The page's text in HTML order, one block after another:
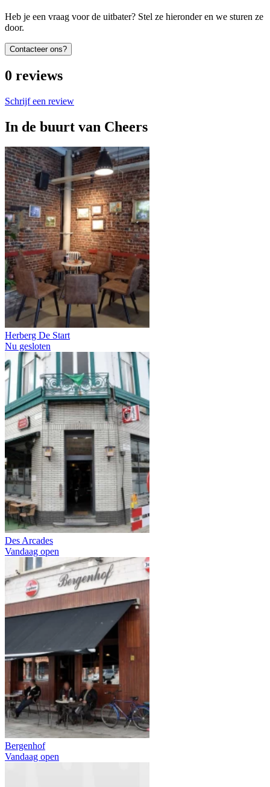
Heb je een vraag voor de uitbater? Stel ze hieronder en we sturen ze
door.
Contacteer ons?
0 reviews
Schrijf een review
In de buurt van Cheers
Herberg De Start
Nu gesloten
Des Arcades
Vandaag open
Bergenhof
Vandaag open